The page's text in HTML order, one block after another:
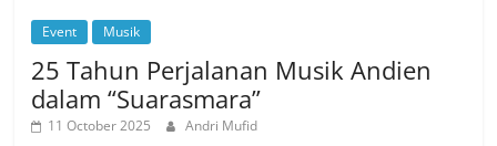
Event Musik
25 Tahun Perjalanan Musik Andien
dalam “Suarasmara”
11 October 2025 Andri Mufid